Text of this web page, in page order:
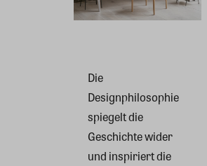
Die
Designphilosophie
spiegelt die
Geschichte wider
und inspiriert die